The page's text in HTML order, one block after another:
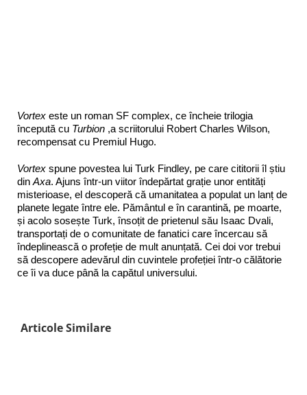
Vortex este un roman SF complex, ce încheie trilogia
începută cu Turbion ,a scriitorului Robert Charles Wilson,
recompensat cu Premiul Hugo.
Vortex spune povestea lui Turk Findley, pe care cititorii îl știu
din Axa. Ajuns într-un viitor îndepărtat grație unor entități
misterioase, el descoperă că umanitatea a populat un lanț de
planete legate între ele. Pământul e în carantină, pe moarte,
și acolo sosește Turk, însoțit de prietenul său Isaac Dvali,
transportați de o comunitate de fanatici care încercau să
îndeplinească o profeție de mult anunțată. Cei doi vor trebui
să descopere adevărul din cuvintele profeției într-o călătorie
ce îi va duce până la capătul universului.
Articole Similare